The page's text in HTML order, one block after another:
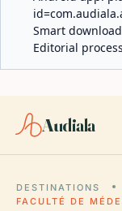
Smart
Editorial
Audiala
DESTINATIONS
FACULTÉ DE